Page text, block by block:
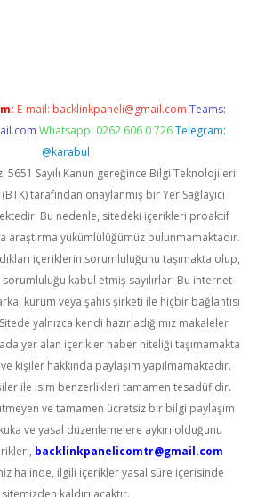
E-mail: backlinkpaneli@gmail.com Teams:
Whatsapp: 0262 606 0 726 Telegram:
@karabul
5651 Sayılı Kanun gereğince Bilgi Teknolojileri
tarafından onaylanmış bir Yer Sağlayıcı
Bu nedenle, sitedeki içerikleri proaktif
araştırma yükümlülüğümüz bulunmamaktadır.
içeriklerin sorumluluğunu taşımakta olup,
kabul etmiş sayılırlar. Bu internet
kurum veya şahıs şirketi ile hiçbir bağlantısı
yalnızca kendi hazırladığımız makaleler
yer alan içerikler haber niteliği taşımamakta
kişiler hakkında paylaşım yapılmamaktadır.
ile isim benzerlikleri tamamen tesadüfidir.
ve tamamen ücretsiz bir bilgi paylaşım
ve yasal düzenlemelere aykırı olduğunu
backlinkpanelicomtr@gmail.com
halinde, ilgili içerikler yasal süre içerisinde
sitemizden kaldırılacaktır.